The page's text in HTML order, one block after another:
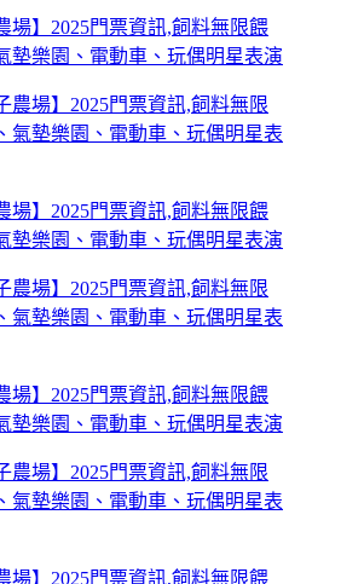
場】2025門票資訊,飼料無限餵
墊樂園、電動車、玩偶明星表演
場】2025門票資訊,飼料無限餵
墊樂園、電動車、玩偶明星表演
場】2025門票資訊,飼料無限餵
墊樂園、電動車、玩偶明星表演
場】2025門票資訊,飼料無限餵